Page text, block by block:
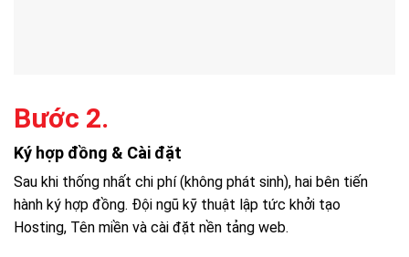
Bước 2.
Ký hợp đồng & Cài đặt
Sau khi thống nhất chi phí (không phát sinh), hai bên tiến
hành ký hợp đồng. Đội ngũ kỹ thuật lập tức khởi tạo
Hosting, Tên miền và cài đặt nền tảng web.